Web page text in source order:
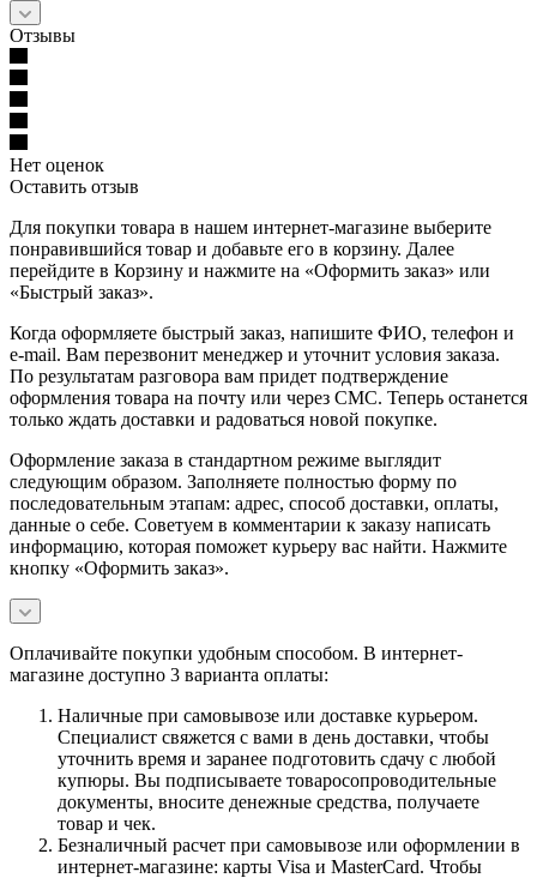
Отзывы
Нет оценок
Оставить отзыв
Для покупки товара в нашем интернет-магазине выберите
понравившийся товар и добавьте его в корзину. Далее
перейдите в Корзину и нажмите на «Оформить заказ» или
«Быстрый заказ».
Когда оформляете быстрый заказ, напишите ФИО, телефон и
e-mail. Вам перезвонит менеджер и уточнит условия заказа.
По результатам разговора вам придет подтверждение
оформления товара на почту или через СМС. Теперь останется
только ждать доставки и радоваться новой покупке.
Оформление заказа в стандартном режиме выглядит
следующим образом. Заполняете полностью форму по
последовательным этапам: адрес, способ доставки, оплаты,
данные о себе. Советуем в комментарии к заказу написать
информацию, которая поможет курьеру вас найти. Нажмите
кнопку «Оформить заказ».
Оплачивайте покупки удобным способом. В интернет-
магазине доступно 3 варианта оплаты:
Наличные при самовывозе или доставке курьером.
Специалист свяжется с вами в день доставки, чтобы
уточнить время и заранее подготовить сдачу с любой
купюры. Вы подписываете товаросопроводительные
документы, вносите денежные средства, получаете
товар и чек.
Безналичный расчет при самовывозе или оформлении в
интернет-магазине: карты Visa и MasterCard. Чтобы